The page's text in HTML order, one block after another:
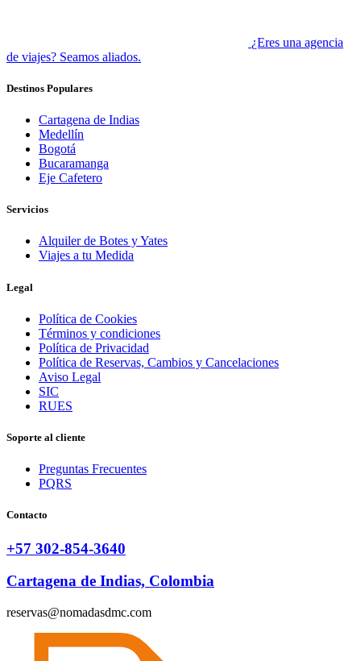
¿Eres una agencia
de viajes? Seamos aliados.
Destinos Populares
Cartagena de Indias
Medellín
Bogotá
Bucaramanga
Eje Cafetero
Servicios
Alquiler de Botes y Yates
Viajes a tu Medida
Legal
Política de Cookies
Términos y condiciones
Política de Privacidad
Política de Reservas, Cambios y Cancelaciones
Aviso Legal
SIC
RUES
Soporte al cliente
Preguntas Frecuentes
PQRS
Contacto
+57 302-854-3640
Cartagena de Indias, Colombia
reservas@nomadasdmc.com